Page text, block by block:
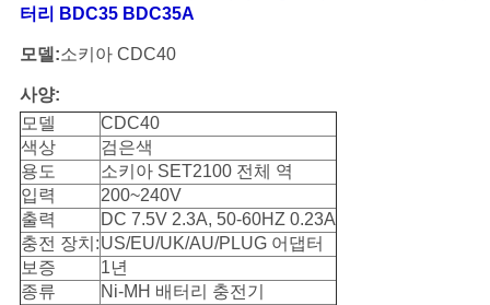
인
용
문
을
요
구
하
터리 BDC35 BDC35A
모델:소키아 CDC40
사양:
모델
CDC40
색상
검은색
용도
소키아 SET2100 전체 역
입력
200~240V
출력
DC 7.5V 2.3A, 50-60HZ 0.23A
충전 장치:US/EU/UK/AU/PLUG 어댑터
보증
1년
종류
Ni-MH 배터리 충전기